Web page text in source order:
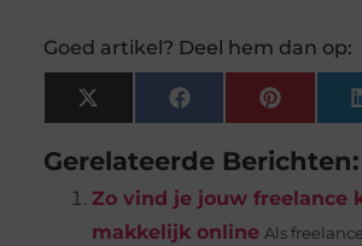
Goed artikel? Deel hem dan op:
X
(Twitter)
Facebook
Gerelateerde Berichten:
Zo vind je jouw freelance
makkelijk online Als